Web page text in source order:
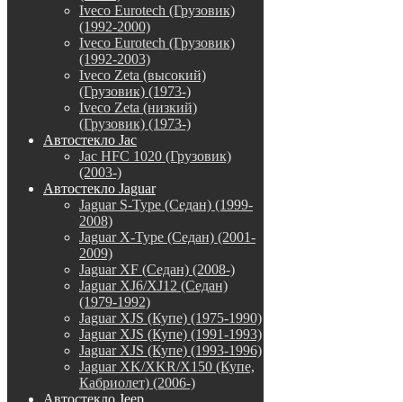
Iveco Eurotech (Грузовик)
(1992-2000)
Iveco Eurotech (Грузовик)
(1992-2003)
Iveco Zeta (высокий)
(Грузовик) (1973-)
Iveco Zeta (низкий)
(Грузовик) (1973-)
Автостекло Jac
Jac HFC 1020 (Грузовик)
(2003-)
Автостекло Jaguar
Jaguar S-Type (Седан) (1999-
2008)
Jaguar X-Type (Седан) (2001-
2009)
Jaguar XF (Седан) (2008-)
Jaguar XJ6/XJ12 (Седан)
(1979-1992)
Jaguar XJS (Купе) (1975-1990)
Jaguar XJS (Купе) (1991-1993)
Jaguar XJS (Купе) (1993-1996)
Jaguar XK/XKR/X150 (Купе,
Кабриолет) (2006-)
Автостекло Jeep